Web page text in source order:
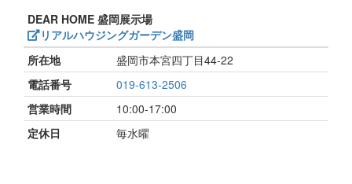
DEAR HOME 盛岡展示場
リアルハウジングガーデン盛岡
所在地
盛岡市本宮四丁目44-22
電話番号
019-613-2506
営業時間
10:00-17:00
定休日
毎水曜